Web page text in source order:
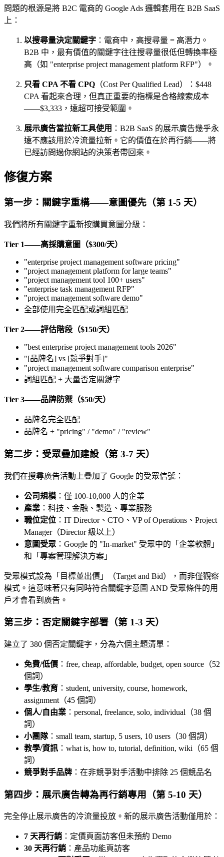
問題的根源是將 B2C 電商的 Google Ads 邏輯套用在 B2B SaaS
上：
以搜尋量決定關鍵字 ：電商中，高搜尋量 = 高潛力。
B2B 中，最有價值的關鍵字往往搜尋量很低但轉換率極
高（如 "enterprise project management platform RFP"）。
只看 CPA 不看 CPQ （Cost Per Qualified Lead）：$448
CPA 看起來合理，但真正重要的指標是合格線索成本
——$3,333，遠超可接受範圍。
展示廣告當拉新工具使用 ：B2B SaaS 的展示廣告幾乎永
遠不應該用於冷流量拉新。它的價值在於再行銷——將
已經訪問過你網站的決策者帶回來。
修復方案
第一步：關鍵字重構——意圖優先（第 1-5 天）
我們將所有關鍵字重新按購買意圖分級：
Tier 1——高採購意圖（$300/天）
"enterprise project management software pricing"
"project management platform for large teams"
"project management tool 100+ users"
"enterprise task management RFP"
"project management software demo"
全部使用完全匹配或詞組匹配
Tier 2——評估階段（$150/天）
"best enterprise project management tools 2026"
"[品牌名] vs [競爭對手]"
"project management software comparison enterprise"
詞組匹配 + 大量否定關鍵字
Tier 3——品牌防禦（$50/天）
品牌名完全匹配
品牌名 + "pricing" / "demo" / "review"
第二步：受眾疊加建設（第 3-7 天）
我們在搜尋廣告活動上疊加了 Google 的受眾信號：
公司規模 ：僅 100-10,000 人的企業
產業 ：科技、金融、製造、專業服務
職位定位 ：IT Director、CTO、VP of Operations、Project
Manager（Director 級以上）
意圖受眾 ：Google 的 "In-market" 受眾中的「企業軟體」
和「專案管理解決方案」
受眾模式設為「目標並出價」（Target and Bid），而非僅觀察
模式。這意味著只有同時符合關鍵字意圖 AND 受眾條件的用
戶才會看到廣告。
第三步：否定關鍵字部署（第 1-3 天）
建立了 380 個否定關鍵字，分為六個主題清單：
免費/低價 ：free, cheap, affordable, budget, open source（52
個詞）
學生/教育 ：student, university, course, homework,
assignment（45 個詞）
個人/自由業 ：personal, freelance, solo, individual（38 個
詞）
小團隊：small team, startup, 5 users, 10 users（30 個詞）
教學/資訊 ：what is, how to, tutorial, definition, wiki（65 個
詞）
競爭對手品牌 ：在非競爭對手活動中排除 25 個競品名
第四步：展示廣告轉為再行銷專用（第 5-10 天）
完全停止展示廣告的冷流量投放。新的展示廣告活動僅用於：
7 天再行銷 ：定價頁面訪客但未預約 Demo
30 天再行銷 ：產品功能頁訪客